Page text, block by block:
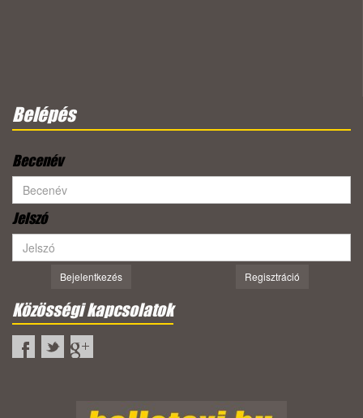
Belépés
Becenév
Jelszó
Bejelentkezés Regisztráció
Közösségi kapcsolatok